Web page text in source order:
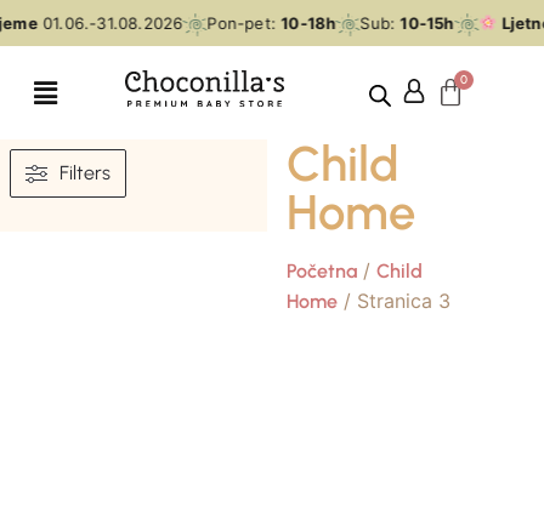
01.06.-31.08.2026 Pon-pet: 10-18h Sub: 10-15h
Filters
Child
Home
Početna/ Child
Home/ Stranica 3